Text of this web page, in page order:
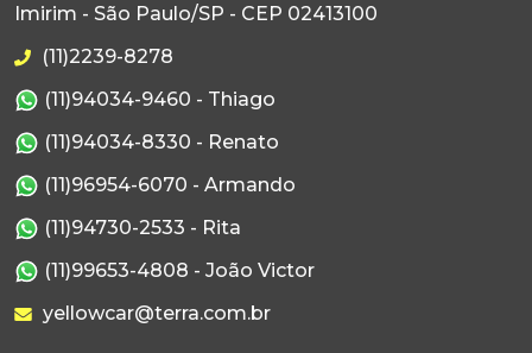
Imirim - São Paulo/SP - CEP 02413100
(11)2239-8278
(11)94034-9460 - Thiago
(11)94034-8330 - Renato
(11)96954-6070 - Armando
(11)94730-2533 - Rita
(11)99653-4808 - João Victor
yellowcar@terra.com.br